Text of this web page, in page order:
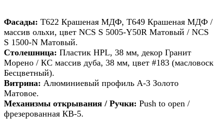
Фасады: Т622 Крашеная МДФ, Т649 Крашеная МДФ /
массив ольхи, цвет NCS S 5005-Y50R Матовый / NCS
S 1500-N Матовый.
Столешница: Пластик HPL, 38 мм, декор Гранит
Морено / КС массив дуба, 38 мм, цвет #183 (масловоск
Бесцветный).
Витрина: Алюминиевый профиль А-3 Золото
Матовое.
Механизмы открывания / Ручки: Push to open /
фрезерованная КВ-5.